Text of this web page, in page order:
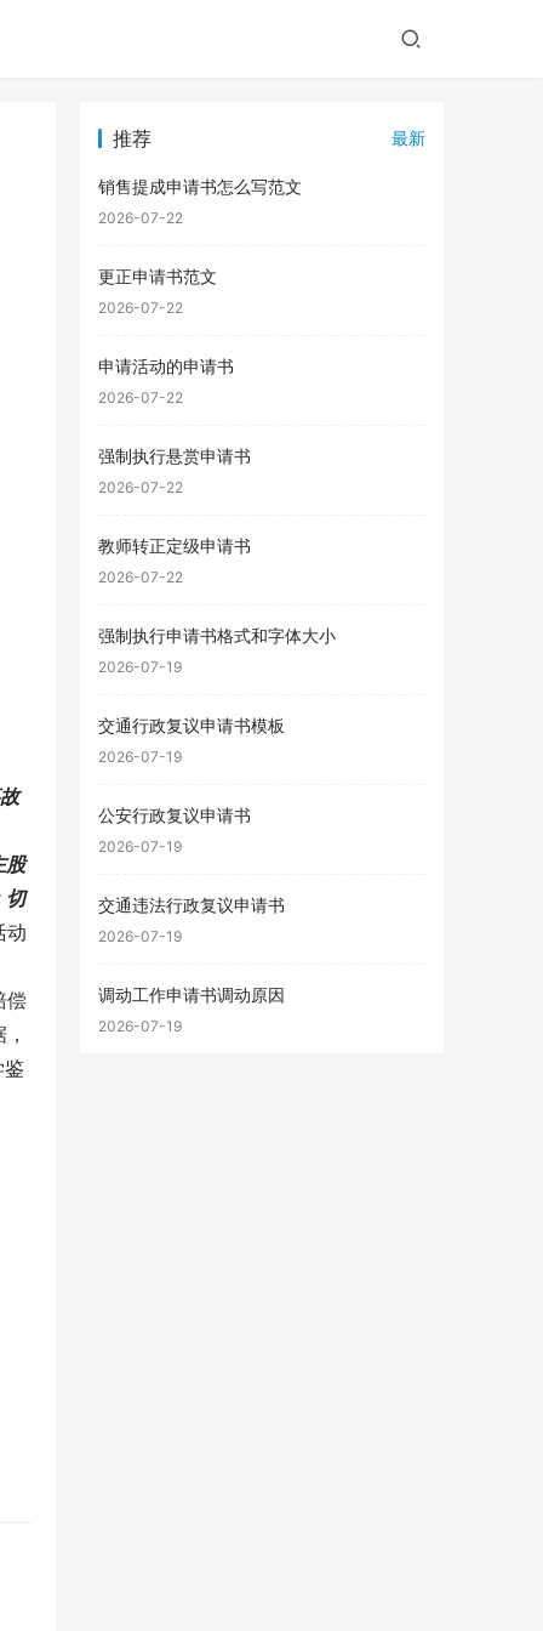
股
切
动
偿
鉴
推荐 最新
销售提成申请书怎么写范文
2026-07-22
更正申请书范文
2026-07-22
申请活动的申请书
2026-07-22
强制执行悬赏申请书
2026-07-22
教师转正定级申请书
2026-07-22
强制执行申请书格式和字体大小
2026-07-19
交通行政复议申请书模板
2026-07-19
公安行政复议申请书
2026-07-19
交通违法行政复议申请书
2026-07-19
调动工作申请书调动原因
2026-07-19